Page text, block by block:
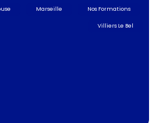
Marseille Nos Formations
Villiers Le Bel